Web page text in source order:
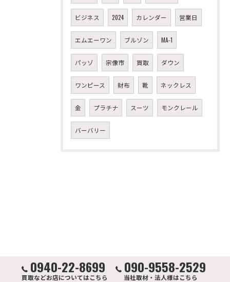
ビジネス 2024 カレンダー 営業日
エムエーワン ブルゾン MA-1
パッゾ 宗像市 買取 ダウン
ワンピース 財布 靴 ネックレス
金 プラチナ スーツ モンクレール
バーバリー
0940-22-8699
買取などお店についてはこちら
090-9558-2529
当社取材・法人様はこちら